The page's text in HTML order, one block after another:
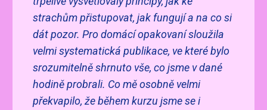
strachům přistupovat, jak fungují a na co si
dát pozor. Pro domácí opakovaní sloužila
velmi systematická publikace, ve které bylo
srozumitelně shrnuto vše, co jsme v dané
hodině probrali. Co mě osobně velmi
překvapilo, že během kurzu jsme se i